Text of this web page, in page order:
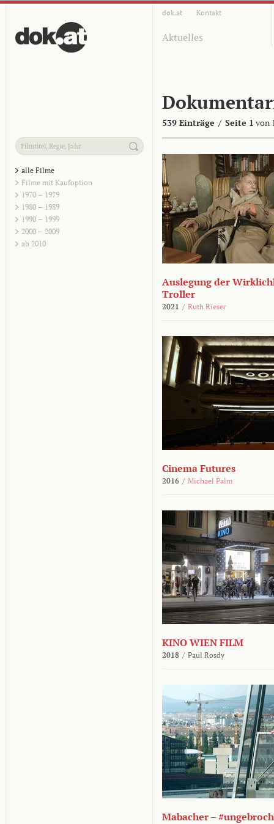
dok.at Kontakt
Aktuelles
539 Einträge / Seite 1 von
alle Filme
Filme mit Kaufoption
1970 – 1979
1980 – 1989
1990 – 1999
2000 – 2009
ab 2010
Auslegung der
Troller
2021 / Ruth Rieser
Cinema Futures
2016 / Michael Palm
KINO WIEN FILM
2018 / Paul Rosdy
Mabacher –